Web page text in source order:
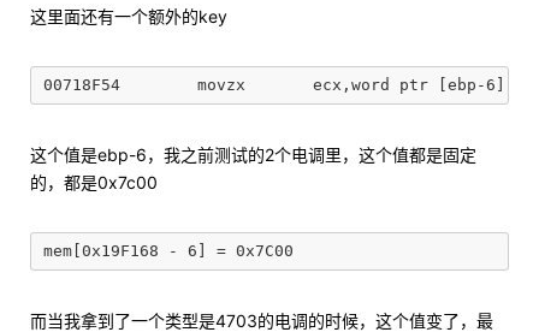
这里面还有一个额外的key
这个值是ebp-6，我之前测试的2个电调里，这个值都是固定
的，都是0x7c00
而当我拿到了一个类型是4703的电调的时候，这个值变了，最